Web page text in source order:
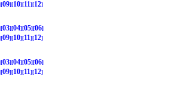
09 10 11 12
03 04 05 06
09 10 11 12
03 04 05 06
09 10 11
12